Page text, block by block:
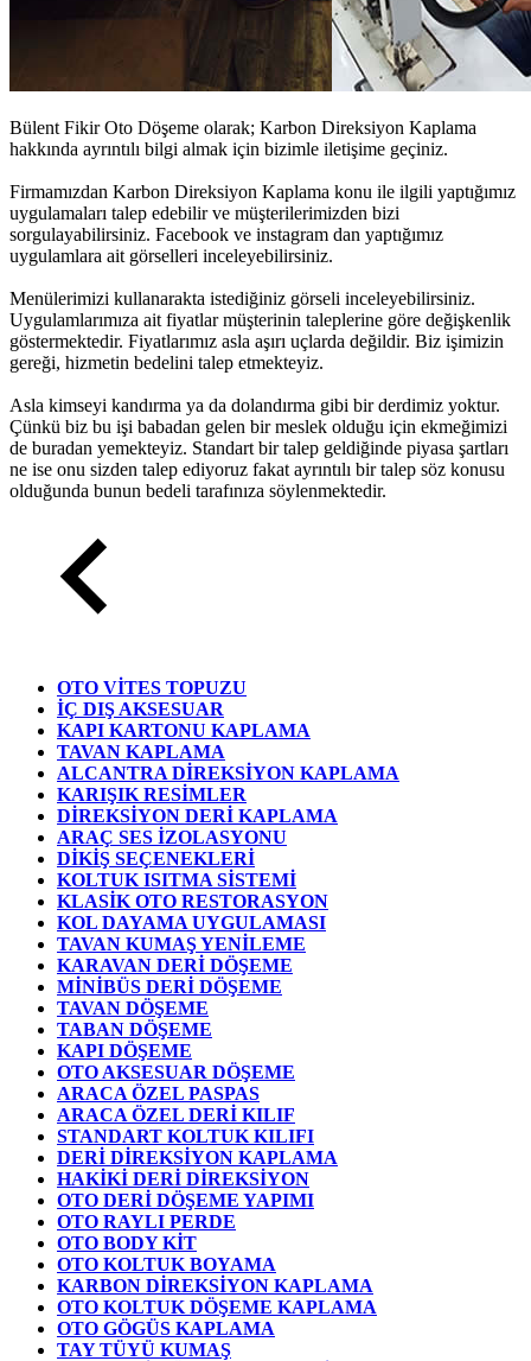
Bülent Fikir Oto Döşeme olarak; Karbon Direksiyon Kaplama
hakkında ayrıntılı bilgi almak için bizimle iletişime geçiniz.
Firmamızdan Karbon Direksiyon Kaplama konu ile ilgili yaptığımız
uygulamaları talep edebilir ve müşterilerimizden bizi
sorgulayabilirsiniz. Facebook ve instagram dan yaptığımız
uygulamlara ait görselleri inceleyebilirsiniz.
Menülerimizi kullanarakta istediğiniz görseli inceleyebilirsiniz.
Uygulamlarımıza ait fiyatlar müşterinin taleplerine göre değişkenlik
göstermektedir. Fiyatlarımız asla aşırı uçlarda değildir. Biz işimizin
gereği, hizmetin bedelini talep etmekteyiz.
Asla kimseyi kandırma ya da dolandırma gibi bir derdimiz yoktur.
Çünkü biz bu işi babadan gelen bir meslek olduğu için ekmeğimizi
de buradan yemekteyiz. Standart bir talep geldiğinde piyasa şartları
ne ise onu sizden talep ediyoruz fakat ayrıntılı bir talep söz konusu
olduğunda bunun bedeli tarafınıza söylenmektedir.
OTO VİTES TOPUZU
İÇ DIŞ AKSESUAR
KAPI KARTONU KAPLAMA
TAVAN KAPLAMA
ALCANTRA DİREKSİYON KAPLAMA
KARIŞIK RESİMLER
DİREKSİYON DERİ KAPLAMA
ARAÇ SES İZOLASYONU
DİKİŞ SEÇENEKLERİ
KOLTUK ISITMA SİSTEMİ
KLASİK OTO RESTORASYON
KOL DAYAMA UYGULAMASI
TAVAN KUMAŞ YENİLEME
KARAVAN DERİ DÖŞEME
MİNİBÜS DERİ DÖŞEME
TAVAN DÖŞEME
TABAN DÖŞEME
KAPI DÖŞEME
OTO AKSESUAR DÖŞEME
ARACA ÖZEL PASPAS
ARACA ÖZEL DERİ KILIF
STANDART KOLTUK KILIFI
DERİ DİREKSİYON KAPLAMA
HAKİKİ DERİ DİREKSİYON
OTO DERİ DÖŞEME YAPIMI
OTO RAYLI PERDE
OTO BODY KİT
OTO KOLTUK BOYAMA
KARBON DİREKSİYON KAPLAMA
OTO KOLTUK DÖŞEME KAPLAMA
OTO GÖGÜS KAPLAMA
TAY TÜYÜ KUMAŞ